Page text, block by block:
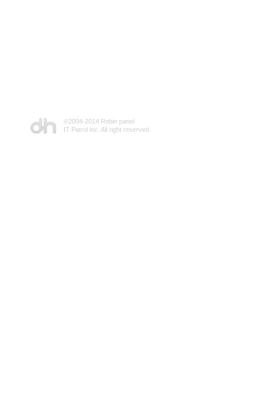
©2004-2014 Robin panel
IT Patrol inc. All right reserved.